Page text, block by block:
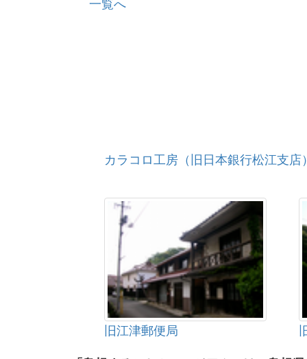
カラコロ工房（旧日本銀行松江支店
旧江津郵便局